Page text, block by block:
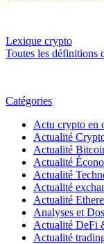
Lexique crypto
Toutes les définitions
Catégories
Actu crypto en
Actualité
Actualité
Actualité
Actualité
Actualité
Actualité
Analyses et
Actualité DeFi
Actualité